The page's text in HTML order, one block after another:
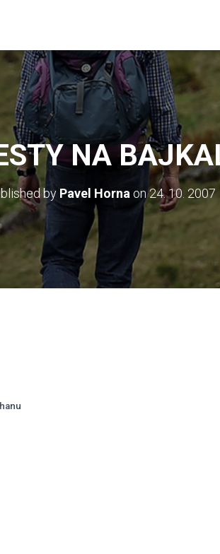
NA
by Pavel Horna on24. 10. 2007